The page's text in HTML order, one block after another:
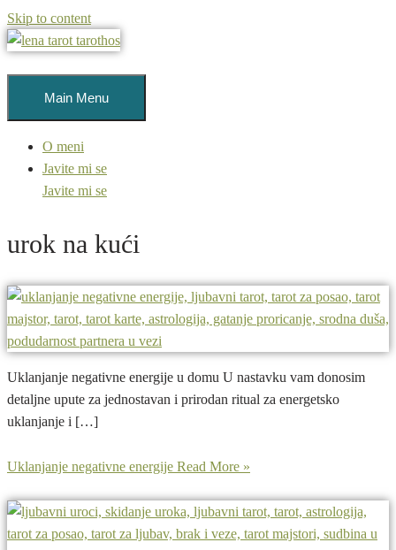
Skip to content
Main Menu
O meni
Javite mi se
Javite mi se
urok na kući
Uklanjanje negativne energije u domu U nastavku vam donosim
detaljne upute za jednostavan i prirodan ritual za energetsko
uklanjanje i […]
Uklanjanje negativne energije Read More »